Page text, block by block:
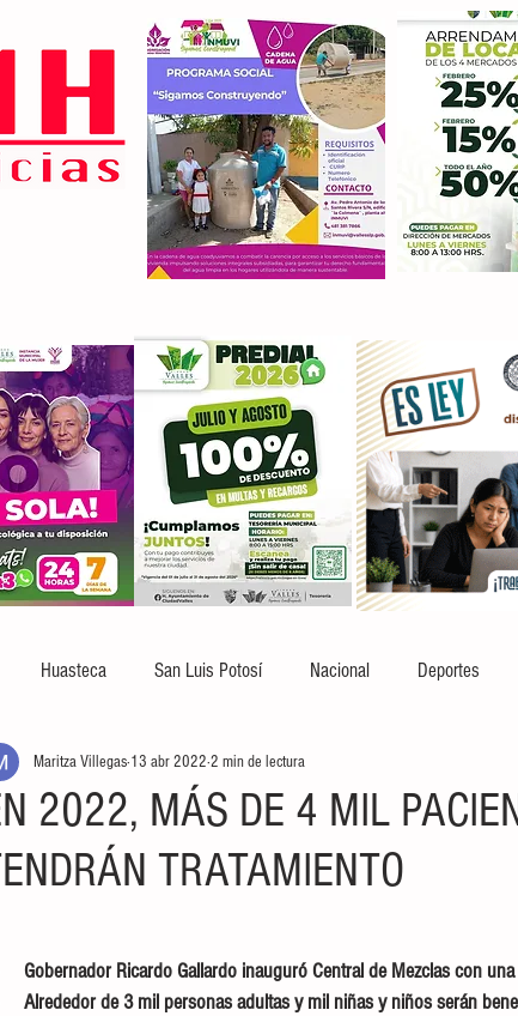
Huasteca San Luis Potosí Nacional Deportes
2022, MÁS DE 4 MIL
TRATAMIENTO
Maritza Villegas 13 abr 2022 2 min de lectura
Gobernador Ricardo Gallardo inauguró Central de Mezclas con
Alrededor de 3 mil personas adultas y mil niñas y niños serán